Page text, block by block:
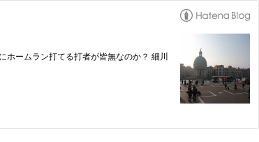
ームラン打てる打者が皆無なのか？ 細川